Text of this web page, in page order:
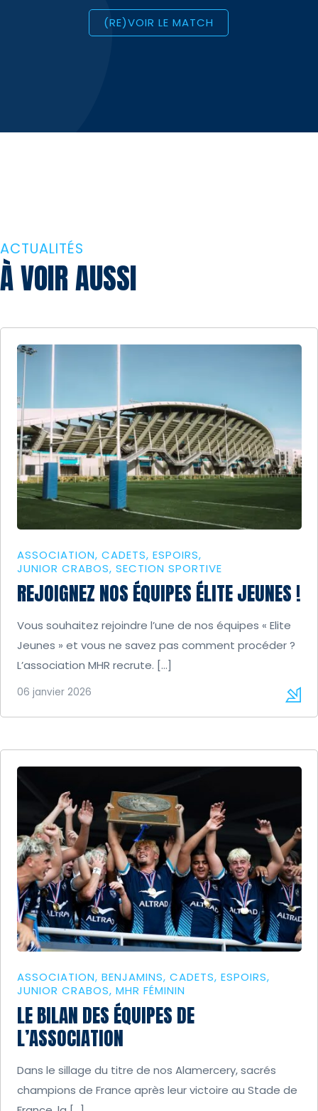
(RE)VOIR LE MATCH
ACTUALITÉS
À VOIR AUSSI
ASSOCIATION CADETS ESPOIRS
JUNIOR CRABOS SECTION SPORTIVE
REJOIGNEZ NOS ÉQUIPES ÉLITE JEUNES !
Vous souhaitez rejoindre l’une de nos équipes « Elite
Jeunes » et vous ne savez pas comment procéder ?
L’association MHR recrute. […]
06 janvier 2026
ASSOCIATION BENJAMINS CADETS ESPOIRS
JUNIOR CRABOS MHR FÉMININ
LE BILAN DES ÉQUIPES DE
L’ASSOCIATION
Dans le sillage du titre de nos Alamercery, sacrés
champions de France après leur victoire au Stade de